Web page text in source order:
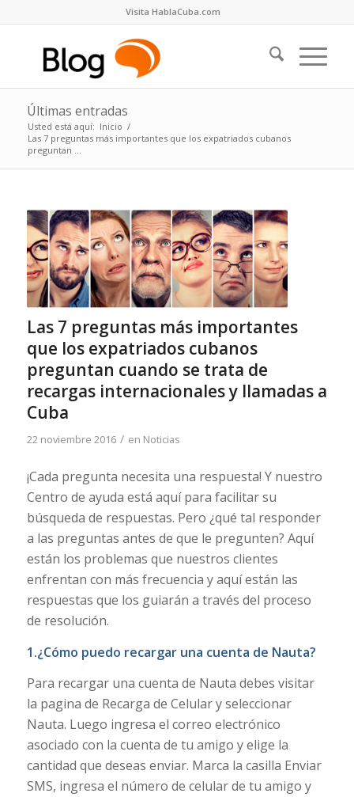
Visita HablaCuba.com
Últimas entradas
Usted está aquí: Inicio /
Las 7 preguntas más importantes que los expatriados cubanos
preguntan ...
Las 7 preguntas más importantes
que los expatriados cubanos
preguntan cuando se trata de
recargas internacionales y llamadas a
Cuba
22 noviembre 2016 / en Noticias
¡Cada pregunta necesita una respuesta! Y nuestro
Centro de ayuda está aquí para facilitar su
búsqueda de respuestas. Pero ¿qué tal responder
a las preguntas antes de que le pregunten? Aquí
están los problemas que nuestros clientes
enfrentan con más frecuencia y aquí están las
respuestas que los guiarán a través del proceso
de resolución.
1.¿Cómo puedo recargar una cuenta de Nauta?
Para recargar una cuenta de Nauta debes visitar
la pagina de Recarga de Celular y seleccionar
Nauta. Luego ingresa el correo electrónico
asociado con la cuenta de tu amigo y elige la
cantidad que deseas enviar. Marca la casilla Enviar
SMS, ingresa el número de celular de tu amigo y